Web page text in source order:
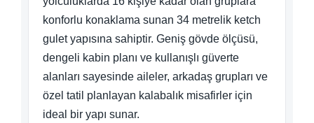
konforlu konaklama sunan 34 metrelik ketch
gulet yapısına sahiptir. Geniş gövde ölçüsü,
dengeli kabin planı ve kullanışlı güverte
alanları sayesinde aileler, arkadaş grupları ve
özel tatil planlayan kalabalık misafirler için
ideal bir yapı sunar.